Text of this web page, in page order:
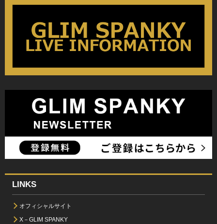
LINKS
オフィシャルサイト
X－GLIM SPANKY